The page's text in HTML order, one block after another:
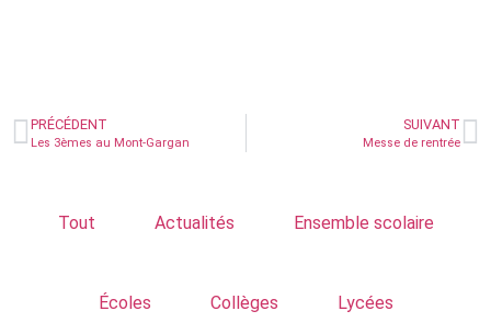
PRÉCÉDENT
Les 3èmes au Mont-Gargan
SUIVANT
Messe de rentrée
Tout Actualités Ensemble scolaire
Écoles Collèges Lycées